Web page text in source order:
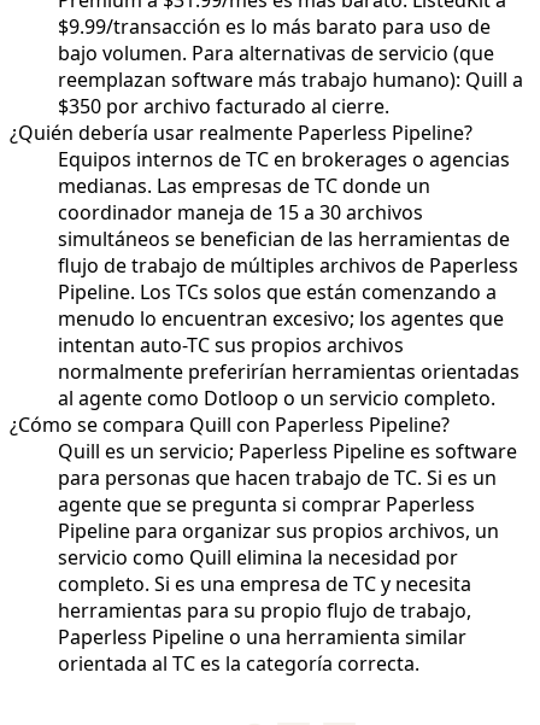
$9.99/transacción es lo más barato para uso de
bajo volumen. Para alternativas de servicio (que
reemplazan software más trabajo humano): Quill a
$350 por archivo facturado al cierre.
¿Quién debería usar realmente Paperless Pipeline?
Equipos internos de TC en brokerages o agencias
medianas. Las empresas de TC donde un
coordinador maneja de 15 a 30 archivos
simultáneos se benefician de las herramientas de
flujo de trabajo de múltiples archivos de Paperless
Pipeline. Los TCs solos que están comenzando a
menudo lo encuentran excesivo; los agentes que
intentan auto-TC sus propios archivos
normalmente preferirían herramientas orientadas
al agente como Dotloop o un servicio completo.
¿Cómo se compara Quill con Paperless Pipeline?
Quill es un servicio; Paperless Pipeline es software
para personas que hacen trabajo de TC. Si es un
agente que se pregunta si comprar Paperless
Pipeline para organizar sus propios archivos, un
servicio como Quill elimina la necesidad por
completo. Si es una empresa de TC y necesita
herramientas para su propio flujo de trabajo,
Paperless Pipeline o una herramienta similar
orientada al TC es la categoría correcta.